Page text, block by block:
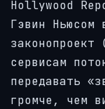
Hollywood
Гэвин Ньюсом
сервисам
передавать
громче, чем